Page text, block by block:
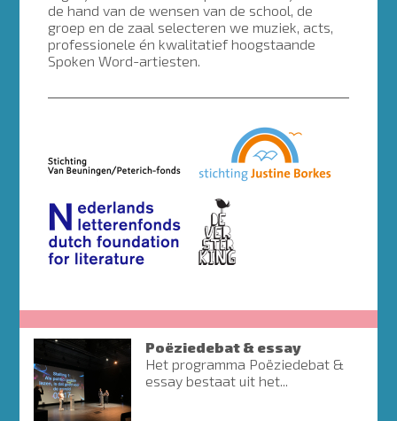
de hand van de wensen van de school, de
groep en de zaal selecteren we muziek, acts,
professionele én kwalitatief hoogstaande
Spoken Word-artiesten.
Poëziedebat & essay
Het programma Poëziedebat &
essay bestaat uit het...